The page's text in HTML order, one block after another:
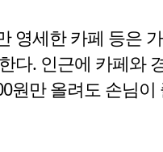
영세한 카페 등은
다. 인근에 카페와
원만 올려도 손님이